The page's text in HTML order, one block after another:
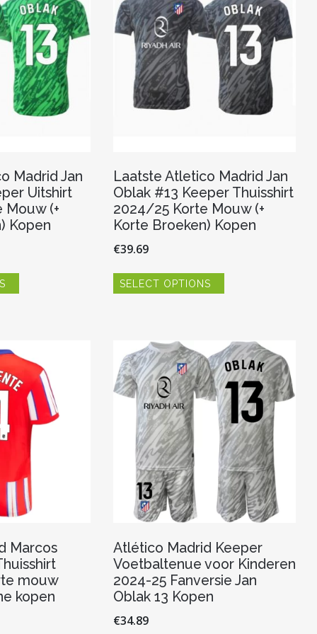
Madrid Jan
Uitshirt
(+
Kopen
optie
kan
gekozen
worden
op
productpagina
Laatste Atletico Madrid Jan
Oblak #13 Keeper Thuisshirt
2024/25 Korte Mouw (+
Korte Broeken) Kopen
€39.69
SELECT OPTIONS
Deze
optie
kan
gekozen
worden
op
de
productpagina
Marcos
mouw
kopen
Atlético Madrid Keeper
Voetbaltenue voor Kinderen
2024-25 Fanversie Jan
Oblak 13 Kopen
€34.89